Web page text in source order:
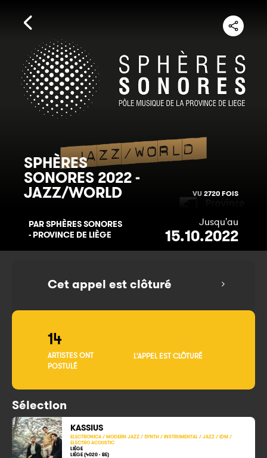
SPHÈRES
SONORES 2022 -
JAZZ/WORLD VU 2720 FOIS
PAR SPHÈRES SONORES
- PROVINCE DE LIÈGE
Jusqu'au
15.10.2022
Cet appel est clôturé
14
ARTISTES ONT
POSTULÉ
L'APPEL EST CLÔTURÉ
Sélection
KASSIUS
ELECTRONICA / MODERN JAZZ / SYNTH / INSTRUMENTAL / JAZZ / IDM /
ELECTRO ACOUSTIC
LIÈGE
LIÈGE (4020 - BE)